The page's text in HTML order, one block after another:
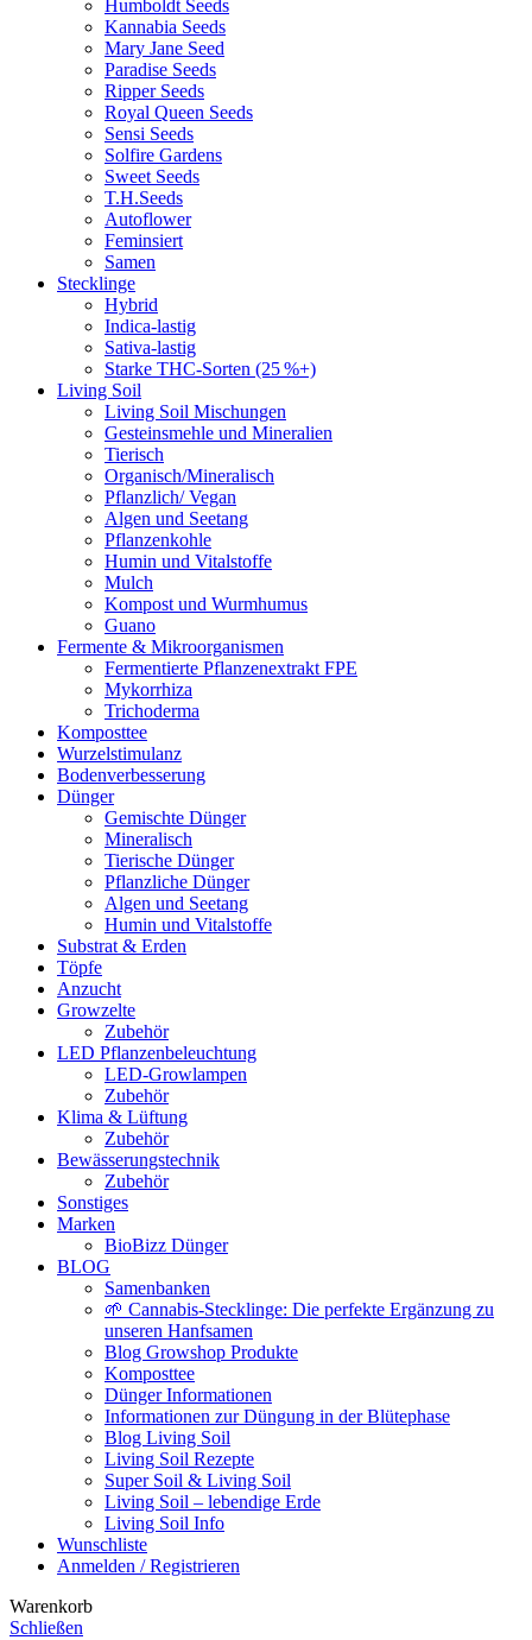
Humboldt Seeds
Kannabia Seeds
Mary Jane Seed
Paradise Seeds
Ripper Seeds
Royal Queen Seeds
Sensi Seeds
Solfire Gardens
Sweet Seeds
T.H.Seeds
Autoflower
Feminsiert
Samen
Stecklinge
Hybrid
Indica-lastig
Sativa-lastig
Starke THC-Sorten (25 %+)
Living Soil
Living Soil Mischungen
Gesteinsmehle und Mineralien
Tierisch
Organisch/Mineralisch
Pflanzlich/ Vegan
Algen und Seetang
Pflanzenkohle
Humin und Vitalstoffe
Mulch
Kompost und Wurmhumus
Guano
Fermente & Mikroorganismen
Fermentierte Pflanzenextrakt FPE
Mykorrhiza
Trichoderma
Komposttee
Wurzelstimulanz
Bodenverbesserung
Dünger
Gemischte Dünger
Mineralisch
Tierische Dünger
Pflanzliche Dünger
Algen und Seetang
Humin und Vitalstoffe
Substrat & Erden
Töpfe
Anzucht
Growzelte
Zubehör
LED Pflanzenbeleuchtung
LED-Growlampen
Zubehör
Klima & Lüftung
Zubehör
Bewässerungstechnik
Zubehör
Sonstiges
Marken
BioBizz Dünger
BLOG
Samenbanken
🌱 Cannabis-Stecklinge: Die perfekte Ergänzung zu
unseren Hanfsamen
Blog Growshop Produkte
Komposttee
Dünger Informationen
Informationen zur Düngung in der Blütephase
Blog Living Soil
Living Soil Rezepte
Super Soil & Living Soil
Living Soil – lebendige Erde
Living Soil Info
Wunschliste
Anmelden / Registrieren
Warenkorb
Schließen